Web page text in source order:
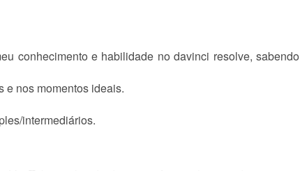
conhecimento e habilidade no davinci resolve, sabendo
e nos momentos ideais.
intermediários.